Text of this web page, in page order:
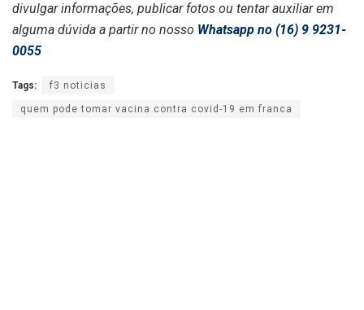
divulgar informações, publicar fotos ou tentar auxiliar em
alguma dúvida a partir no nosso Whatsapp no (16) 9 9231-
0055
Tags: f3 noticias
quem pode tomar vacina contra covid-19 em franca